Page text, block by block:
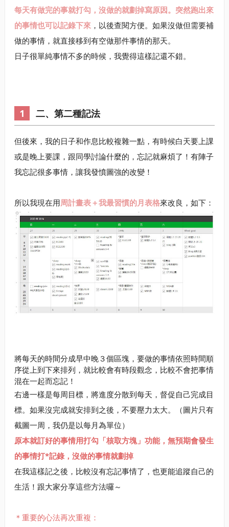
每天有做完的事就打勾，沒做的就劃掉寫原因。突然跑出來
的事情也可以記錄下來，以後查閱方便。如果沒做但需要補
做的事情，就直接移到有空做那件事情的那天。
日子很單純事情不多的時候，我覺得這樣記還不錯。
二、第二種記法
但後來，我的日子和作息比較複雜一點，有時候白天要上課
或是晚上要課，跟同學討論什麼的，忘記就麻煩了！有陣子
我忘記很多事情，讓我發憤圖強的改變！
所以我現在用周計畫表＋我最習慣的月表格來改良，如下：
將每天的時間分成早中晚３個區塊，要做的事情依照時間順
序從上到下來排列，就比較會有時段觀念，比較不會把事情
混在一起而忘記！
右邊一樣是每周目標，將進度分散到每天，督促自己完成目
標。如果沒完成就安排到之後，不要壓力太大。（圖片只有
截圖一周，我仍是以每月為單位）
原本就訂好的事情用打勾「核取方塊」功能，無預期會發生
的事情打*記錄，沒做的事情就劃掉
在我這樣記之後，比較沒有忘記事情了，也更能追蹤自己的
生活！跟大家分享這些方法囉～
＊重要的心法再次重複：